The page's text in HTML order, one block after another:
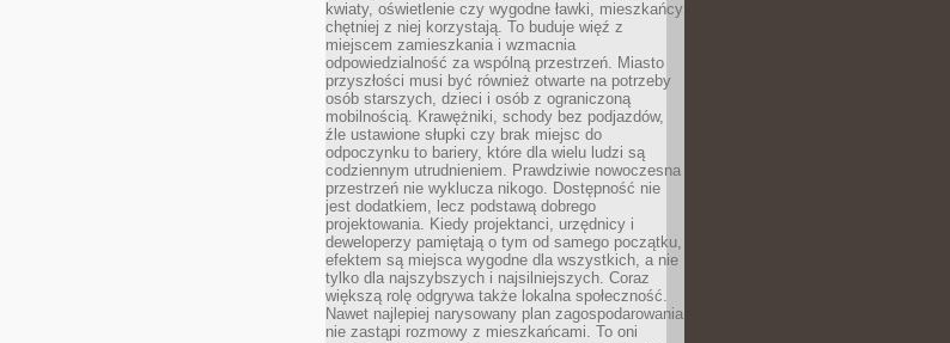
kwiaty, oświetlenie czy wygodne ławki, mieszkańcy
chętniej z niej korzystają. To buduje więź z
miejscem zamieszkania i wzmacnia
odpowiedzialność za wspólną przestrzeń. Miasto
przyszłości musi być również otwarte na potrzeby
osób starszych, dzieci i osób z ograniczoną
mobilnością. Krawężniki, schody bez podjazdów,
źle ustawione słupki czy brak miejsc do
odpoczynku to bariery, które dla wielu ludzi są
codziennym utrudnieniem. Prawdziwie nowoczesna
przestrzeń nie wyklucza nikogo. Dostępność nie
jest dodatkiem, lecz podstawą dobrego
projektowania. Kiedy projektanci, urzędnicy i
deweloperzy pamiętają o tym od samego początku,
efektem są miejsca wygodne dla wszystkich, a nie
tylko dla najszybszych i najsilniejszych. Coraz
większą rolę odgrywa także lokalna społeczność.
Nawet najlepiej narysowany plan zagospodarowania
nie zastąpi rozmowy z mieszkańcami. To oni